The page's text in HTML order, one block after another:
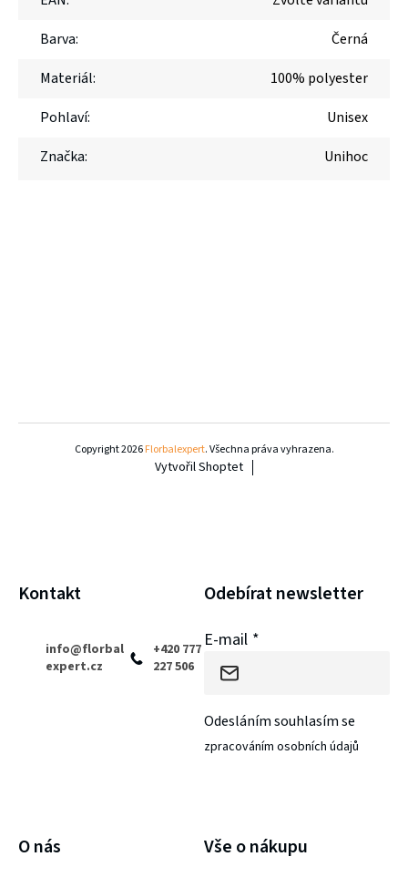
Barva:
Černá
Materiál:
100% polyester
Pohlaví:
Unisex
Značka: Unihoc
Kontakt
info@florbal
expert.cz
+420 777
227 506
Odebírat newsletter
E-mail
Odesláním souhlasím se
zpracováním osobních údajů
O nás Vše o nákupu
Vytvořil Shoptet
Copyright 2026Florbalexpert. Všechna práva vyhrazena.